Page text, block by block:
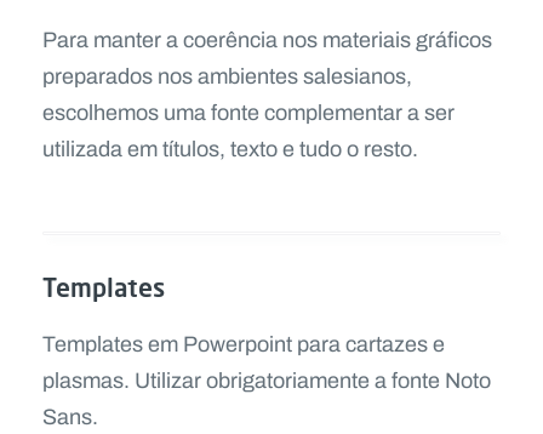
Para manter a coerência nos materiais gráficos
preparados nos ambientes salesianos,
escolhemos uma fonte complementar a ser
utilizada em títulos, texto e tudo o resto.
Templates
Templates em Powerpoint para cartazes e
plasmas. Utilizar obrigatoriamente a fonte Noto
Sans.